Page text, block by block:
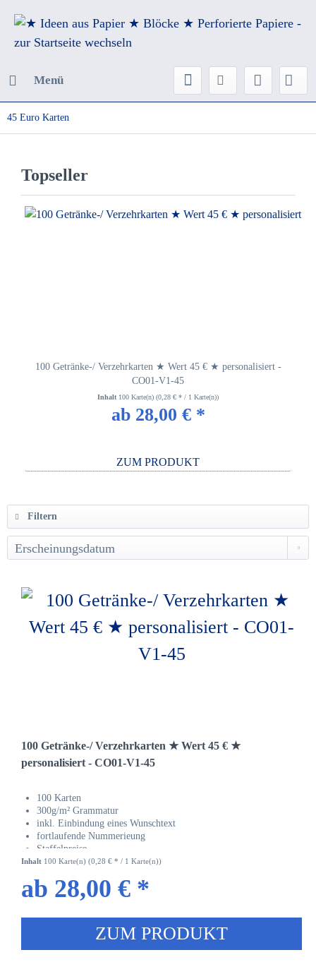
Menü
45 Euro Karten
Topseller
100 Getränke-/ Verzehrkarten ★ Wert 45 € ★ personalisiert -
CO01-V1-45
Inhalt 100 Karte(n) (0,28 € * / 1 Karte(n))
ab 28,00 € *
ZUM PRODUKT
Filtern
100 Getränke-/ Verzehrkarten ★ Wert 45 € ★
personalisiert - CO01-V1-45
100 Karten
300g/m² Grammatur
inkl. Einbindung eines Wunschtext
fortlaufende Nummerieung
Staffelpreise
Inhalt 100 Karte(n) (0,28 € * / 1 Karte(n))
ab 28,00 € *
ZUM PRODUKT